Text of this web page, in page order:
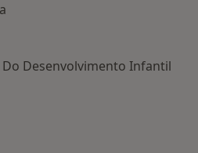
Desenvolvimento Infantil